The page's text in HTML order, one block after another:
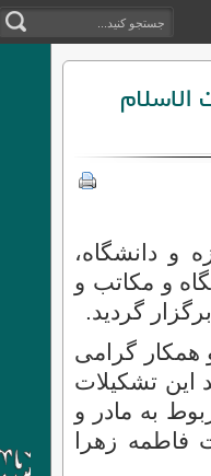
و دانشگاه،
و مکاتب و
گردید.
همکار گرامی
این تشکیلات
به مادر و
زهرا